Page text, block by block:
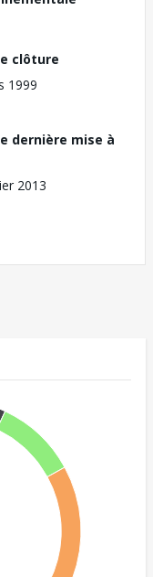
clôture
1999
dernière mise à
2013